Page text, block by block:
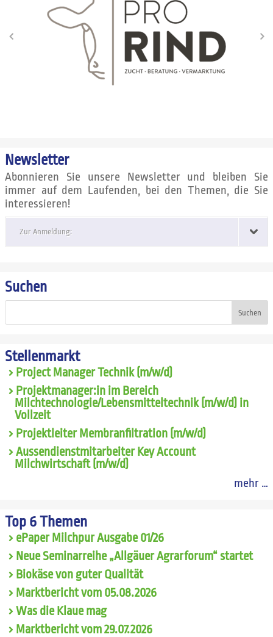
Newsletter
Abonnieren Sie unsere Newsletter und bleiben Sie
immer auf dem Laufenden, bei den Themen, die Sie
interessieren!
Zur Anmeldung:
Suchen
Suchen
Stellenmarkt
Project Manager Technik (m/w/d)
Projektmanager:in im Bereich
Milchtechnologie/Lebensmitteltechnik (m/w/d) in
Vollzeit
Projektleiter Membranfiltration (m/w/d)
Aussendienstmitarbeiter Key Account
Milchwirtschaft (m/w/d)
mehr …
Top 6 Themen
ePaper Milchpur Ausgabe 01/26
Neue Seminarreihe „Allgäuer Agrarforum“ startet
Biokäse von guter Qualität
Marktbericht vom 05.08.2026
Was die Klaue mag
Marktbericht vom 29.07.2026